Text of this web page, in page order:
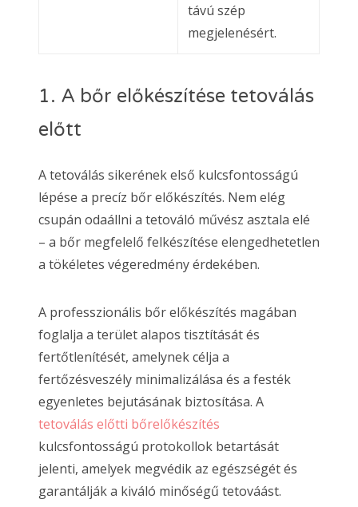
távú szép
megjelenésért.
1. A bőr előkészítése tetoválás
előtt
A tetoválás sikerének első kulcsfontosságú
lépése a precíz bőr előkészítés. Nem elég
csupán odaállni a tetováló művész asztala elé
– a bőr megfelelő felkészítése elengedhetetlen
a tökéletes végeredmény érdekében.
A professzionális bőr előkészítés magában
foglalja a terület alapos tisztítását és
fertőtlenítését, amelynek célja a
fertőzésveszély minimalizálása és a festék
egyenletes bejutásának biztosítása. A
tetoválás előtti bőrelőkészítés
kulcsfontosságú protokollok betartását
jelenti, amelyek megvédik az egészségét és
garantálják a kiváló minőségű tetováást.